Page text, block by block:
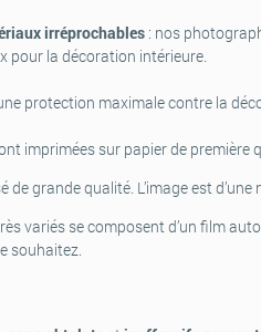
irréprochables : nos
pour la décoration intérieure.
protection maximale contre la
imprimées sur papier de première
grande qualité. L’image est
variés se composent d’un film
souhaitez.